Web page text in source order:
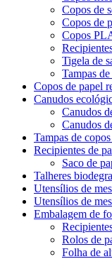
Copos de
Copos de
Copos
Tigela de
Tampas
Copos de papel
Canudos
Canudos
Canudos
Tampas de
Recipientes de
Saco de
Talheres
Utensílios de
Utensílios de
Embalagem de
Rolos de
Folha de